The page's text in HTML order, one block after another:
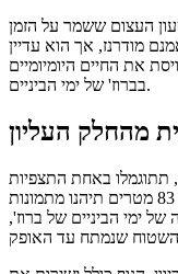
העצום ששמר על הזמן
מודרנז, אך הוא עדיין
את החיים היומיומיים
בברוז' של ימי הביניים.
מהחלק העליון
האלה, תתוגמלו באחת התצפיות
המרשימות ביותר בבלגיה. מהפלטפורמה בגובה 83 מטרים תיהנו מתמונות
של ימי הביניים של ברוז',